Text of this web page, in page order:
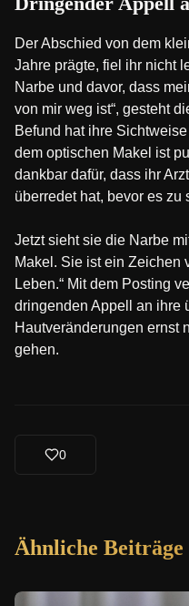
Der Abschied von dem
Jahre prägte, fiel ihr nicht
Narbe und davor, dass
von mir weg ist“, gesteht
Befund hat ihre
dem optischen Makel ist
dankbar dafür, dass ihr
überredet hat, bevor es zu
Jetzt sieht sie die Narbe
Makel. Sie ist ein Zeichen
Leben.“ Mit dem Posting
dringenden Appell an ihre
Hautveränderungen ernst
gehen.
0
Ähnliche Beiträge